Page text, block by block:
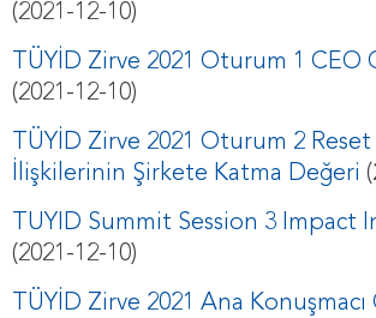
(2021-12-10)
TÜYİD Zirve 2021 Oturum 1 CEO
(2021-12-10)
TÜYİD Zirve 2021 Oturum 2 Reset
İlişkilerinin Şirkete Katma Değeri
TUYID Summit Session 3 Impact
(2021-12-10)
TÜYİD Zirve 2021 Ana Konuşmacı